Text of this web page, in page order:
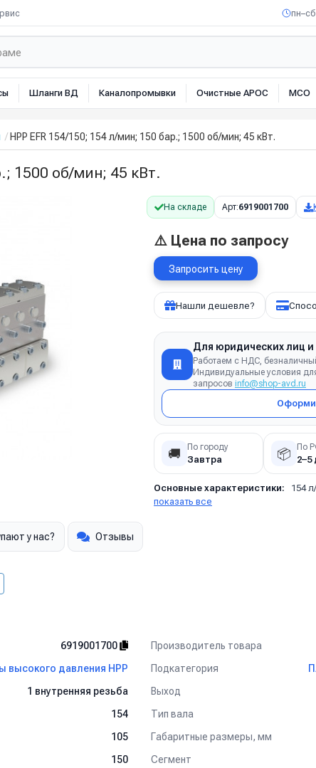
Шланги ВД Каналопромывки Очистные АРОС МСО
HPP EFR 154/150; 154 л/мин; 150 бар.; 1500 об/мин; 45 кВт.
1500 об/мин; 45 кВт.
На складе Арт:6919001700
⚠️ Цена по запросу
Запросить цену
Нашли дешевле?
Для юридических лиц и
Работаем с НДС,
Индивидуальные условия
запросов info@shop-avd.ru
🚚 По городу
Завтра 📦 По
2–5
Основные характеристики:
154
показать все
у нас? Отзывы
6919001700 Производитель товара
высокого давления HPP Подкатегория
1 внутренняя резьба Выход
154 Тип вала
105 Габаритные размеры, мм
150 Сегмент